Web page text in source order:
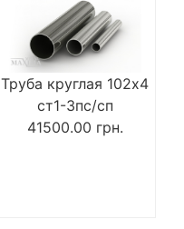
Труба круглая 102х4
ст1-3пс/сп
41500.00 грн.